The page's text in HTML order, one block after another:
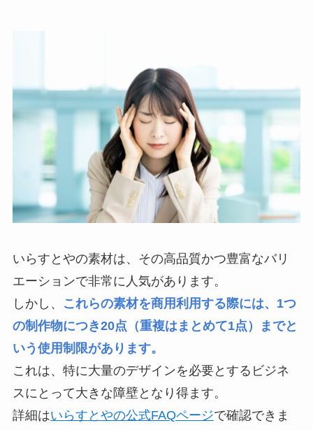
いらすとやの素材は、その高品質かつ豊富なバリ
エーションで非常に人気があります。
しかし、
これらの素材を商用利用する際には、1つ
の制作物につき20点（重複はまとめて1点）までと
いう使用制限があります。
これは、特に大量のデザインを必要とするビジネ
スにとって大きな障壁となり得ます。
詳細はいらすとやの公式FAQページで確認できま